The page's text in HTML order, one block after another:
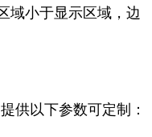
小于显示区域，边
供以下参数可定制：